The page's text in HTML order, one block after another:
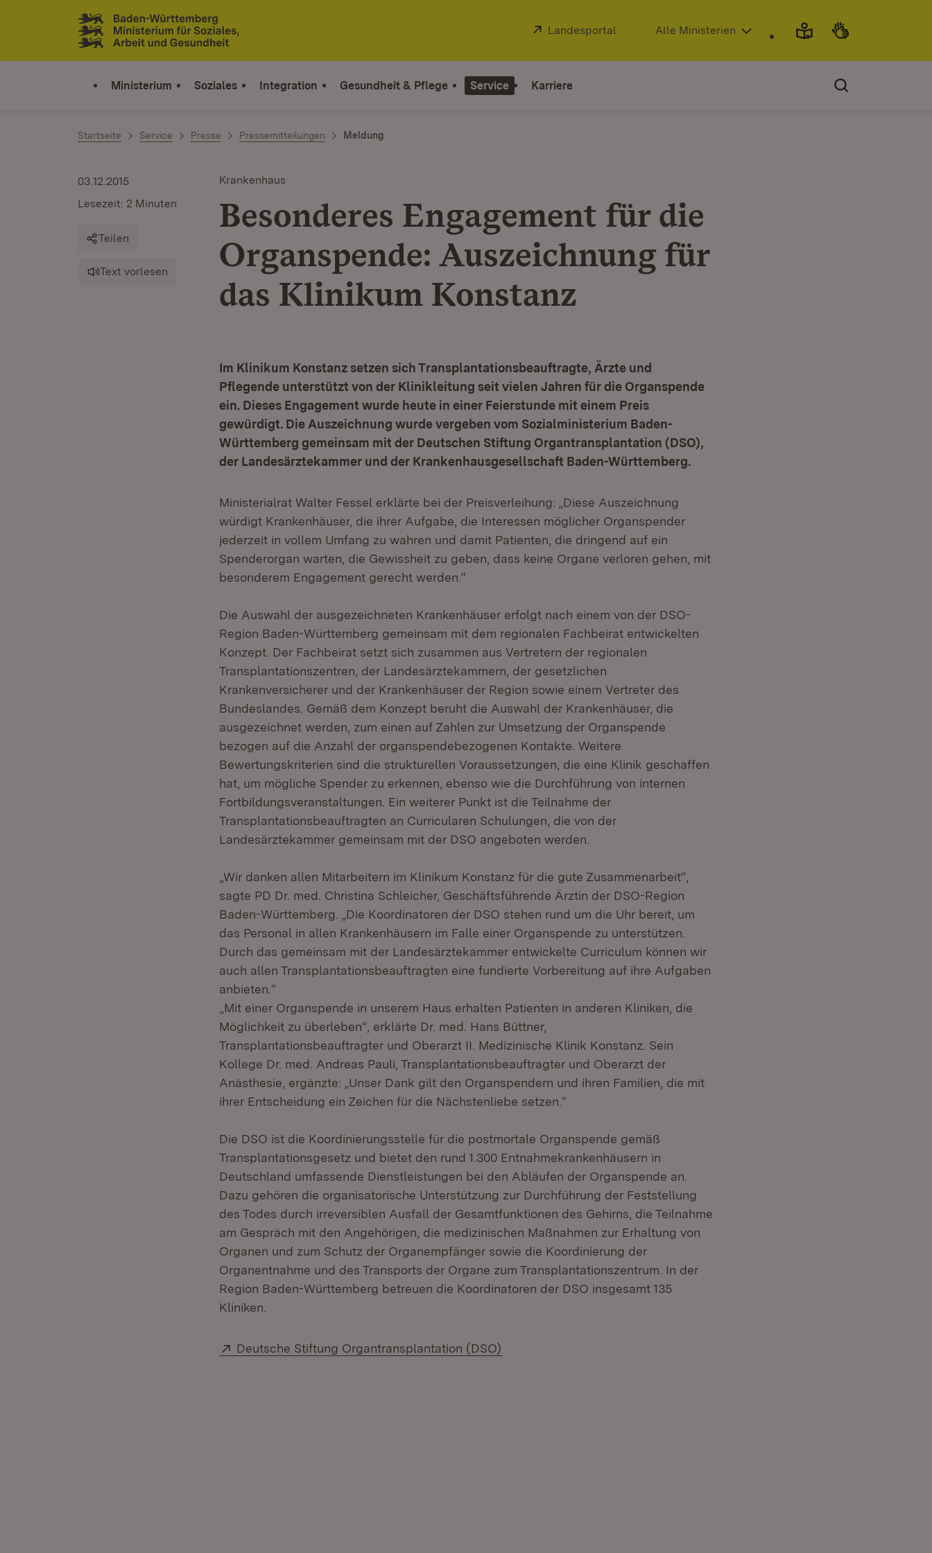
Zum Inhalt springen
Link zur Startseite
Extern:
Landesportal (Öffnet in neuem Fenster)
Alle Ministerien
Ministerium Soziales Integration Gesundheit & Pflege Service Karriere
Startseite Service Presse Pressemitteilungen Meldung
Krankenhaus
Besonderes Engagement für die
Organspende: Auszeichnung für
das Klinikum Konstanz
03.12.2015
Lesezeit: 2 Minuten
Teilen
Text vorlesen
Im Klinikum Konstanz setzen sich Transplantationsbeauftragte, Ärzte und
Pflegende unterstützt von der Klinikleitung seit vielen Jahren für die Organspende
ein. Dieses Engagement wurde heute in einer Feierstunde mit einem Preis
gewürdigt. Die Auszeichnung wurde vergeben vom Sozialministerium Baden-
Württemberg gemeinsam mit der Deutschen Stiftung Organtransplantation (DSO),
der Landesärztekammer und der Krankenhausgesellschaft Baden-Württemberg.
Ministerialrat Walter Fessel erklärte bei der Preisverleihung: „Diese Auszeichnung
würdigt Krankenhäuser, die ihrer Aufgabe, die Interessen möglicher Organspender
jederzeit in vollem Umfang zu wahren und damit Patienten, die dringend auf ein
Spenderorgan warten, die Gewissheit zu geben, dass keine Organe verloren gehen, mit
besonderem Engagement gerecht werden.“
Die Auswahl der ausgezeichneten Krankenhäuser erfolgt nach einem von der DSO-
Region Baden-Württemberg gemeinsam mit dem regionalen Fachbeirat entwickelten
Konzept. Der Fachbeirat setzt sich zusammen aus Vertretern der regionalen
Transplantationszentren, der Landesärztekammern, der gesetzlichen
Krankenversicherer und der Krankenhäuser der Region sowie einem Vertreter des
Bundeslandes. Gemäß dem Konzept beruht die Auswahl der Krankenhäuser, die
ausgezeichnet werden, zum einen auf Zahlen zur Umsetzung der Organspende
bezogen auf die Anzahl der organspendebezogenen Kontakte. Weitere
Bewertungskriterien sind die strukturellen Voraussetzungen, die eine Klinik geschaffen
hat, um mögliche Spender zu erkennen, ebenso wie die Durchführung von internen
Fortbildungsveranstaltungen. Ein weiterer Punkt ist die Teilnahme der
Transplantationsbeauftragten an Curricularen Schulungen, die von der
Landesärztekammer gemeinsam mit der DSO angeboten werden.
„Wir danken allen Mitarbeitern im Klinikum Konstanz für die gute Zusammenarbeit“,
sagte PD Dr. med. Christina Schleicher, Geschäftsführende Ärztin der DSO-Region
Baden-Württemberg. „Die Koordinatoren der DSO stehen rund um die Uhr bereit, um
das Personal in allen Krankenhäusern im Falle einer Organspende zu unterstützen.
Durch das gemeinsam mit der Landesärztekammer entwickelte Curriculum können wir
auch allen Transplantationsbeauftragten eine fundierte Vorbereitung auf ihre Aufgaben
anbieten.“
„Mit einer Organspende in unserem Haus erhalten Patienten in anderen Kliniken, die
Möglichkeit zu überleben“, erklärte Dr. med. Hans Büttner,
Transplantationsbeauftragter und Oberarzt II. Medizinische Klinik Konstanz. Sein
Kollege Dr. med. Andreas Pauli, Transplantationsbeauftragter und Oberarzt der
Anästhesie, ergänzte: „Unser Dank gilt den Organspendern und ihren Familien, die mit
ihrer Entscheidung ein Zeichen für die Nächstenliebe setzen.“
Die DSO ist die Koordinierungsstelle für die postmortale Organspende gemäß
Transplantationsgesetz und bietet den rund 1.300 Entnahmekrankenhäusern in
Deutschland umfassende Dienstleistungen bei den Abläufen der Organspende an.
Dazu gehören die organisatorische Unterstützung zur Durchführung der Feststellung
des Todes durch irreversiblen Ausfall der Gesamtfunktionen des Gehirns, die Teilnahme
am Gespräch mit den Angehörigen, die medizinischen Maßnahmen zur Erhaltung von
Organen und zum Schutz der Organempfänger sowie die Koordinierung der
Organentnahme und des Transports der Organe zum Transplantationszentrum. In der
Region Baden-Württemberg betreuen die Koordinatoren der DSO insgesamt 135
Kliniken.
Extern:
Deutsche Stiftung Organtransplantation (DSO)